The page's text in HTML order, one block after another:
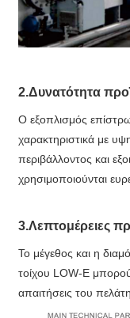
2.Δυνατότητα
Ο εξοπλισμός
χαρακτηριστικά με
περιβάλλοντος και
χρησιμοποιούνται
3.Λεπτομέρειες
Το μέγεθος και η
τοίχου LOW-E
απαιτήσεις του πελάτη